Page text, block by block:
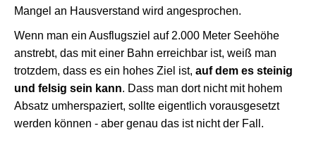
Mangel an Hausverstand wird angesprochen.
Wenn man ein Ausflugsziel auf 2.000 Meter Seehöhe
anstrebt, das mit einer Bahn erreichbar ist, weiß man
trotzdem, dass es ein hohes Ziel ist, auf dem es steinig
und felsig sein kann. Dass man dort nicht mit hohem
Absatz umherspaziert, sollte eigentlich vorausgesetzt
werden können - aber genau das ist nicht der Fall.